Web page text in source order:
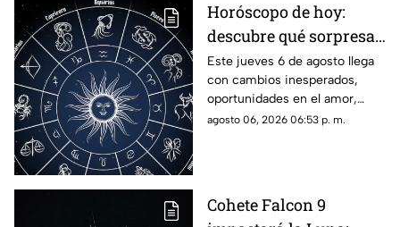
Horóscopo de hoy:
descubre qué sorpresa
le espera a tu signo este
jueves 6 de agosto
Este jueves 6 de agosto llega
con cambios inesperados,
oportunidades en el amor,
avances laborales y decisiones
aprovechar la energía de la
agosto 06, 2026 06:53 p. m.
Cohete Falcon 9